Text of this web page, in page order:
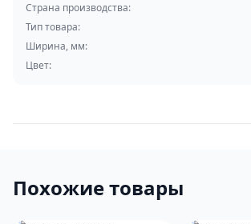
Страна производства:
Тип товара:
Ширина, мм:
Цвет:
Похожие товары